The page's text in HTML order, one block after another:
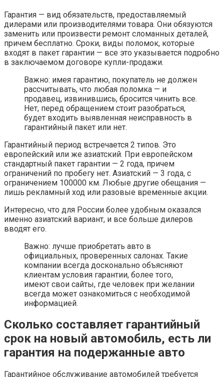
Гарантия — вид обязательств, предоставляемый
дилерами или производителями товара. Они обязуются
заменить или произвести ремонт сломанных деталей,
причем бесплатно. Сроки, виды поломок, которые
входят в пакет гарантии — все это указывается подробно
в заключаемом договоре купли-продажи.
Важно: имея гарантию, покупатель не должен
рассчитывать, что любая поломка — и
продавец, извинившись, бросится чинить все.
Нет, перед обращением стоит разобраться,
будет входить выявленная неисправность в
гарантийный пакет или нет.
Гарантийный период встречается 2 типов. Это
европейский или же азиатский. При европейском
стандартный пакет гарантии — 2 года, причем
ограничений по пробегу нет. Азиатский — 3 года, с
ограничением 100000 км. Любые другие обещания —
лишь рекламный ход или разовые временные акции.
Интересно, что для России более удобным оказался
именно азиатский вариант, и все больше дилеров
вводят его.
Важно: лучше приобретать авто в
официальных, проверенных салонах. Такие
компании всегда досконально объясняют
клиентам условия гарантии, более того,
имеют свои сайты, где человек при желании
всегда может ознакомиться с необходимой
информацией.
Сколько составляет гарантийный
срок на новый автомобиль, есть ли
гарантия на подержанные авто
Гарантийное обслуживание автомобилей требуется